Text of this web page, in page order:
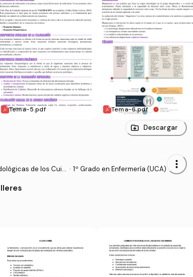
Tema-5.pdf Tema-6.pdf
Descargar
de los Cuid · 1º Grado en Enfermería (UCA) more_vert